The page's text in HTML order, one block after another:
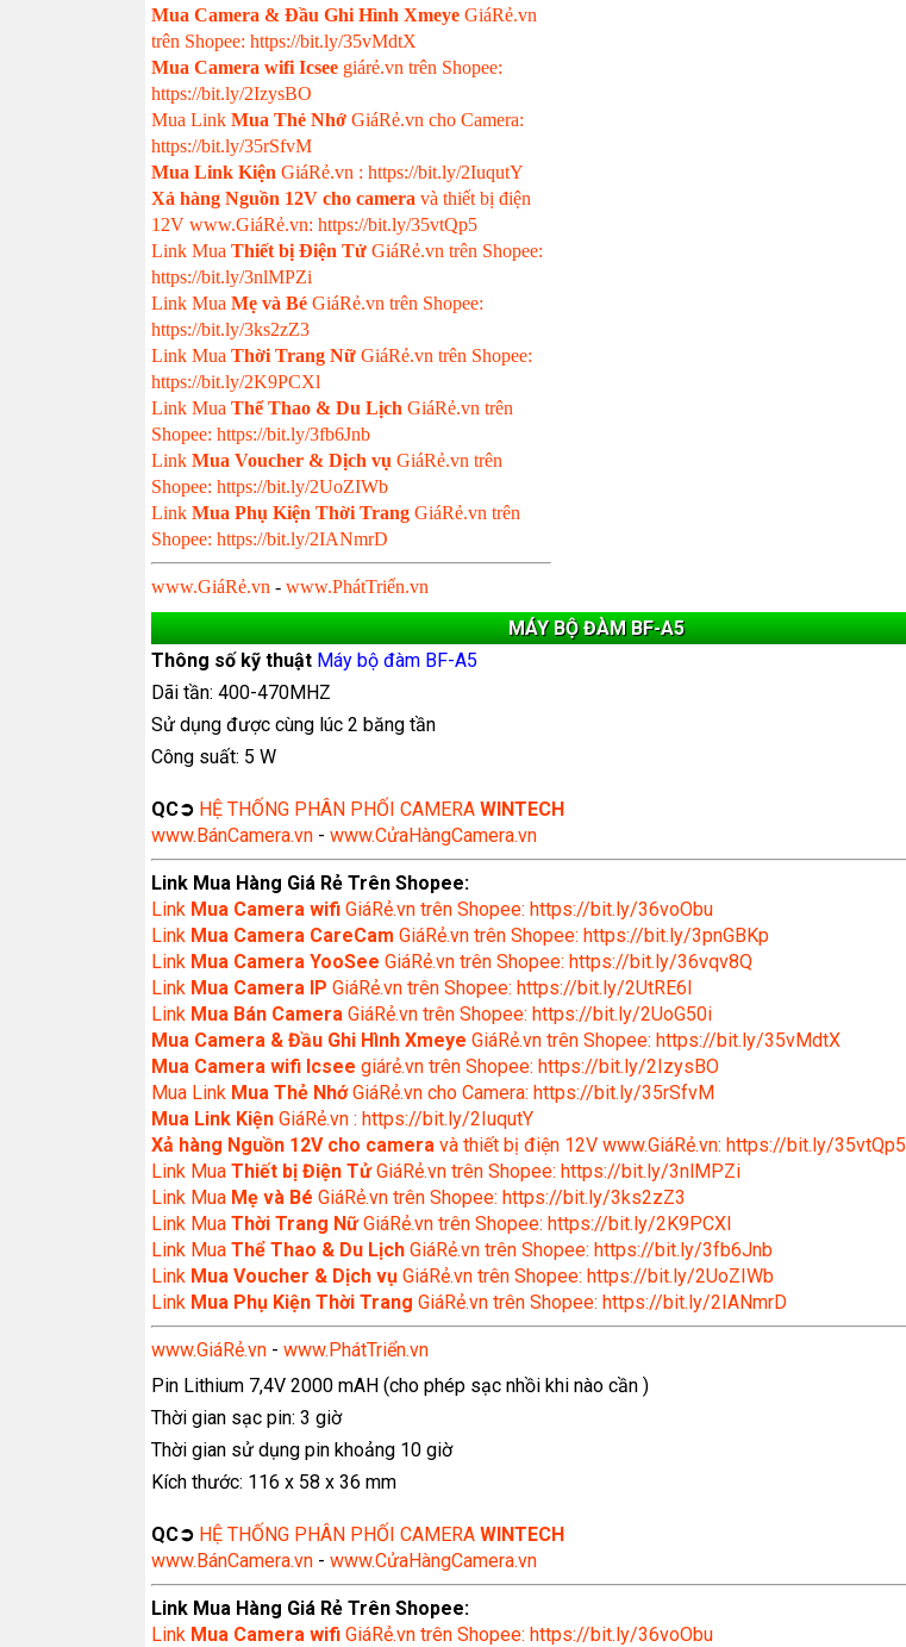
Mua Camera & Đầu Ghi Hình Xmeye GiáRẻ.vn
trên Shopee: https://bit.ly/35vMdtX
Mua Camera wifi Icsee giárẻ.vn trên Shopee:
https://bit.ly/2IzysBO
Mua Link Mua Thẻ Nhớ GiáRẻ.vn cho Camera:
https://bit.ly/35rSfvM
Mua Link Kiện GiáRẻ.vn : https://bit.ly/2IuqutY
Xả hàng Nguồn 12V cho camera và thiết bị điện
12V www.GiáRẻ.vn: https://bit.ly/35vtQp5
Link Mua Thiết bị Điện Tử GiáRẻ.vn trên Shopee:
https://bit.ly/3nlMPZi
Link Mua Mẹ và Bé GiáRẻ.vn trên Shopee:
https://bit.ly/3ks2zZ3
Link Mua Thời Trang Nữ GiáRẻ.vn trên Shopee:
https://bit.ly/2K9PCXl
Link Mua Thể Thao & Du Lịch GiáRẻ.vn trên
Shopee: https://bit.ly/3fb6Jnb
Link Mua Voucher & Dịch vụ GiáRẻ.vn trên
Shopee: https://bit.ly/2UoZIWb
Link Mua Phụ Kiện Thời Trang GiáRẻ.vn trên
Shopee: https://bit.ly/2IANmrD
www.GiáRẻ.vn - www.PhátTriển.vn
MÁY BỘ ĐÀM BF-A5
Thông số kỹ thuật Máy bộ đàm BF-A5
Dãi tần: 400-470MHZ
Sử dụng được cùng lúc 2 băng tần
Công suất: 5 W
QC➲ HỆ THỐNG PHÂN PHỐI CAMERA WINTECH
www.BánCamera.vn - www.CửaHàngCamera.vn
Link Mua Hàng Giá Rẻ Trên Shopee:
Link Mua Camera wifi GiáRẻ.vn trên Shopee: https://bit.ly/36voObu
Link Mua Camera CareCam GiáRẻ.vn trên Shopee: https://bit.ly/3pnGBKp
Link Mua Camera YooSee GiáRẻ.vn trên Shopee: https://bit.ly/36vqv8Q
Link Mua Camera IP GiáRẻ.vn trên Shopee: https://bit.ly/2UtRE6l
Link Mua Bán Camera GiáRẻ.vn trên Shopee: https://bit.ly/2UoG50i
Mua Camera & Đầu Ghi Hình Xmeye GiáRẻ.vn trên Shopee: https://bit.ly/35vMdtX
Mua Camera wifi Icsee giárẻ.vn trên Shopee: https://bit.ly/2IzysBO
Mua Link Mua Thẻ NhớGiáRẻ.vn cho Camera: https://bit.ly/35rSfvM
Mua Link Kiện GiáRẻ.vn : https://bit.ly/2IuqutY
Xả hàng Nguồn 12V cho camera và thiết bị điện 12V www.GiáRẻ.vn: https://bit.ly/35vtQp5
Link Mua Thiết bị Điện TửGiáRẻ.vn trên Shopee: https://bit.ly/3nlMPZi
Link Mua Mẹ và Bé GiáRẻ.vn trên Shopee: https://bit.ly/3ks2zZ3
Link Mua Thời Trang NữGiáRẻ.vn trên Shopee: https://bit.ly/2K9PCXl
Link Mua Thể Thao & Du Lịch GiáRẻ.vn trên Shopee: https://bit.ly/3fb6Jnb
Link Mua Voucher & Dịch vụ GiáRẻ.vn trên Shopee: https://bit.ly/2UoZIWb
Link Mua Phụ Kiện Thời Trang GiáRẻ.vn trên Shopee: https://bit.ly/2IANmrD
www.GiáRẻ.vn - www.PhátTriển.vn
Pin Lithium 7,4V 2000 mAH (cho phép sạc nhồi khi nào cần )
Thời gian sạc pin: 3 giờ
Thời gian sử dụng pin khoảng 10 giờ
Kích thước: 116 x 58 x 36 mm
QC➲ HỆ THỐNG PHÂN PHỐI CAMERA WINTECH
www.BánCamera.vn - www.CửaHàngCamera.vn
Link Mua Hàng Giá Rẻ Trên Shopee:
Link Mua Camera wifi GiáRẻ.vn trên Shopee: https://bit.ly/36voObu